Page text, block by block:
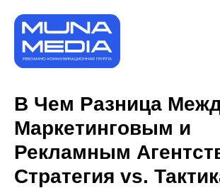
В Чем Разница
Маркетинговым и
Рекламным
Стратегия vs.